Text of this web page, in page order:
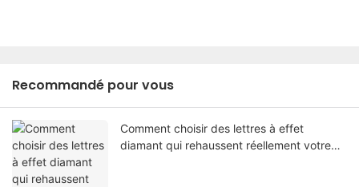
Recommandé pour vous
Comment choisir des lettres à effet
diamant qui rehaussent réellement votre